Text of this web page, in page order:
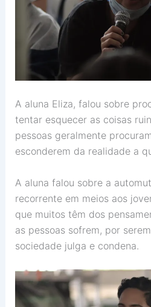
A aluna Eliza, falou sobre
tentar esquecer as coisas
pessoas geralmente
esconderem da realidade a
A aluna falou sobre a
recorrente em meios aos
que muitos têm dos
as pessoas sofrem, por
sociedade julga e condena.